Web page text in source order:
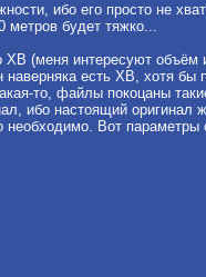
ибо его просто не
метров будет тяжко...
(меня интересуют
есть ХВ, хотя бы
то, файлы покоцаны
ибо настоящий
необходимо. Вот